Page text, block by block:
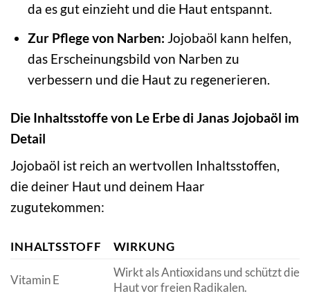
da es gut einzieht und die Haut entspannt.
Zur Pflege von Narben: Jojobaöl kann helfen,
das Erscheinungsbild von Narben zu
verbessern und die Haut zu regenerieren.
Die Inhaltsstoffe von Le Erbe di Janas Jojobaöl im
Detail
Jojobaöl ist reich an wertvollen Inhaltsstoffen,
die deiner Haut und deinem Haar
zugutekommen:
INHALTSSTOFF WIRKUNG
Vitamin E
Wirkt als Antioxidans und schützt die
Haut vor freien Radikalen.